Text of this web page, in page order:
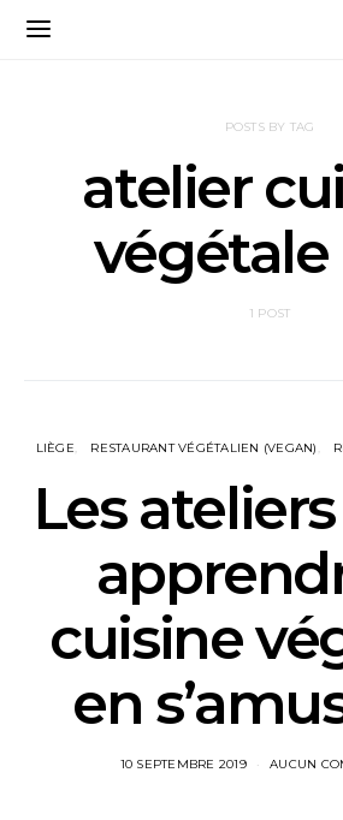
POSTS BY TAG
atelier
1 POST
LIÈGE RESTAURANT VÉGÉTALIEN (VEGAN)
Les
cuisine
en
10 SEPTEMBRE 2019 AUCUN